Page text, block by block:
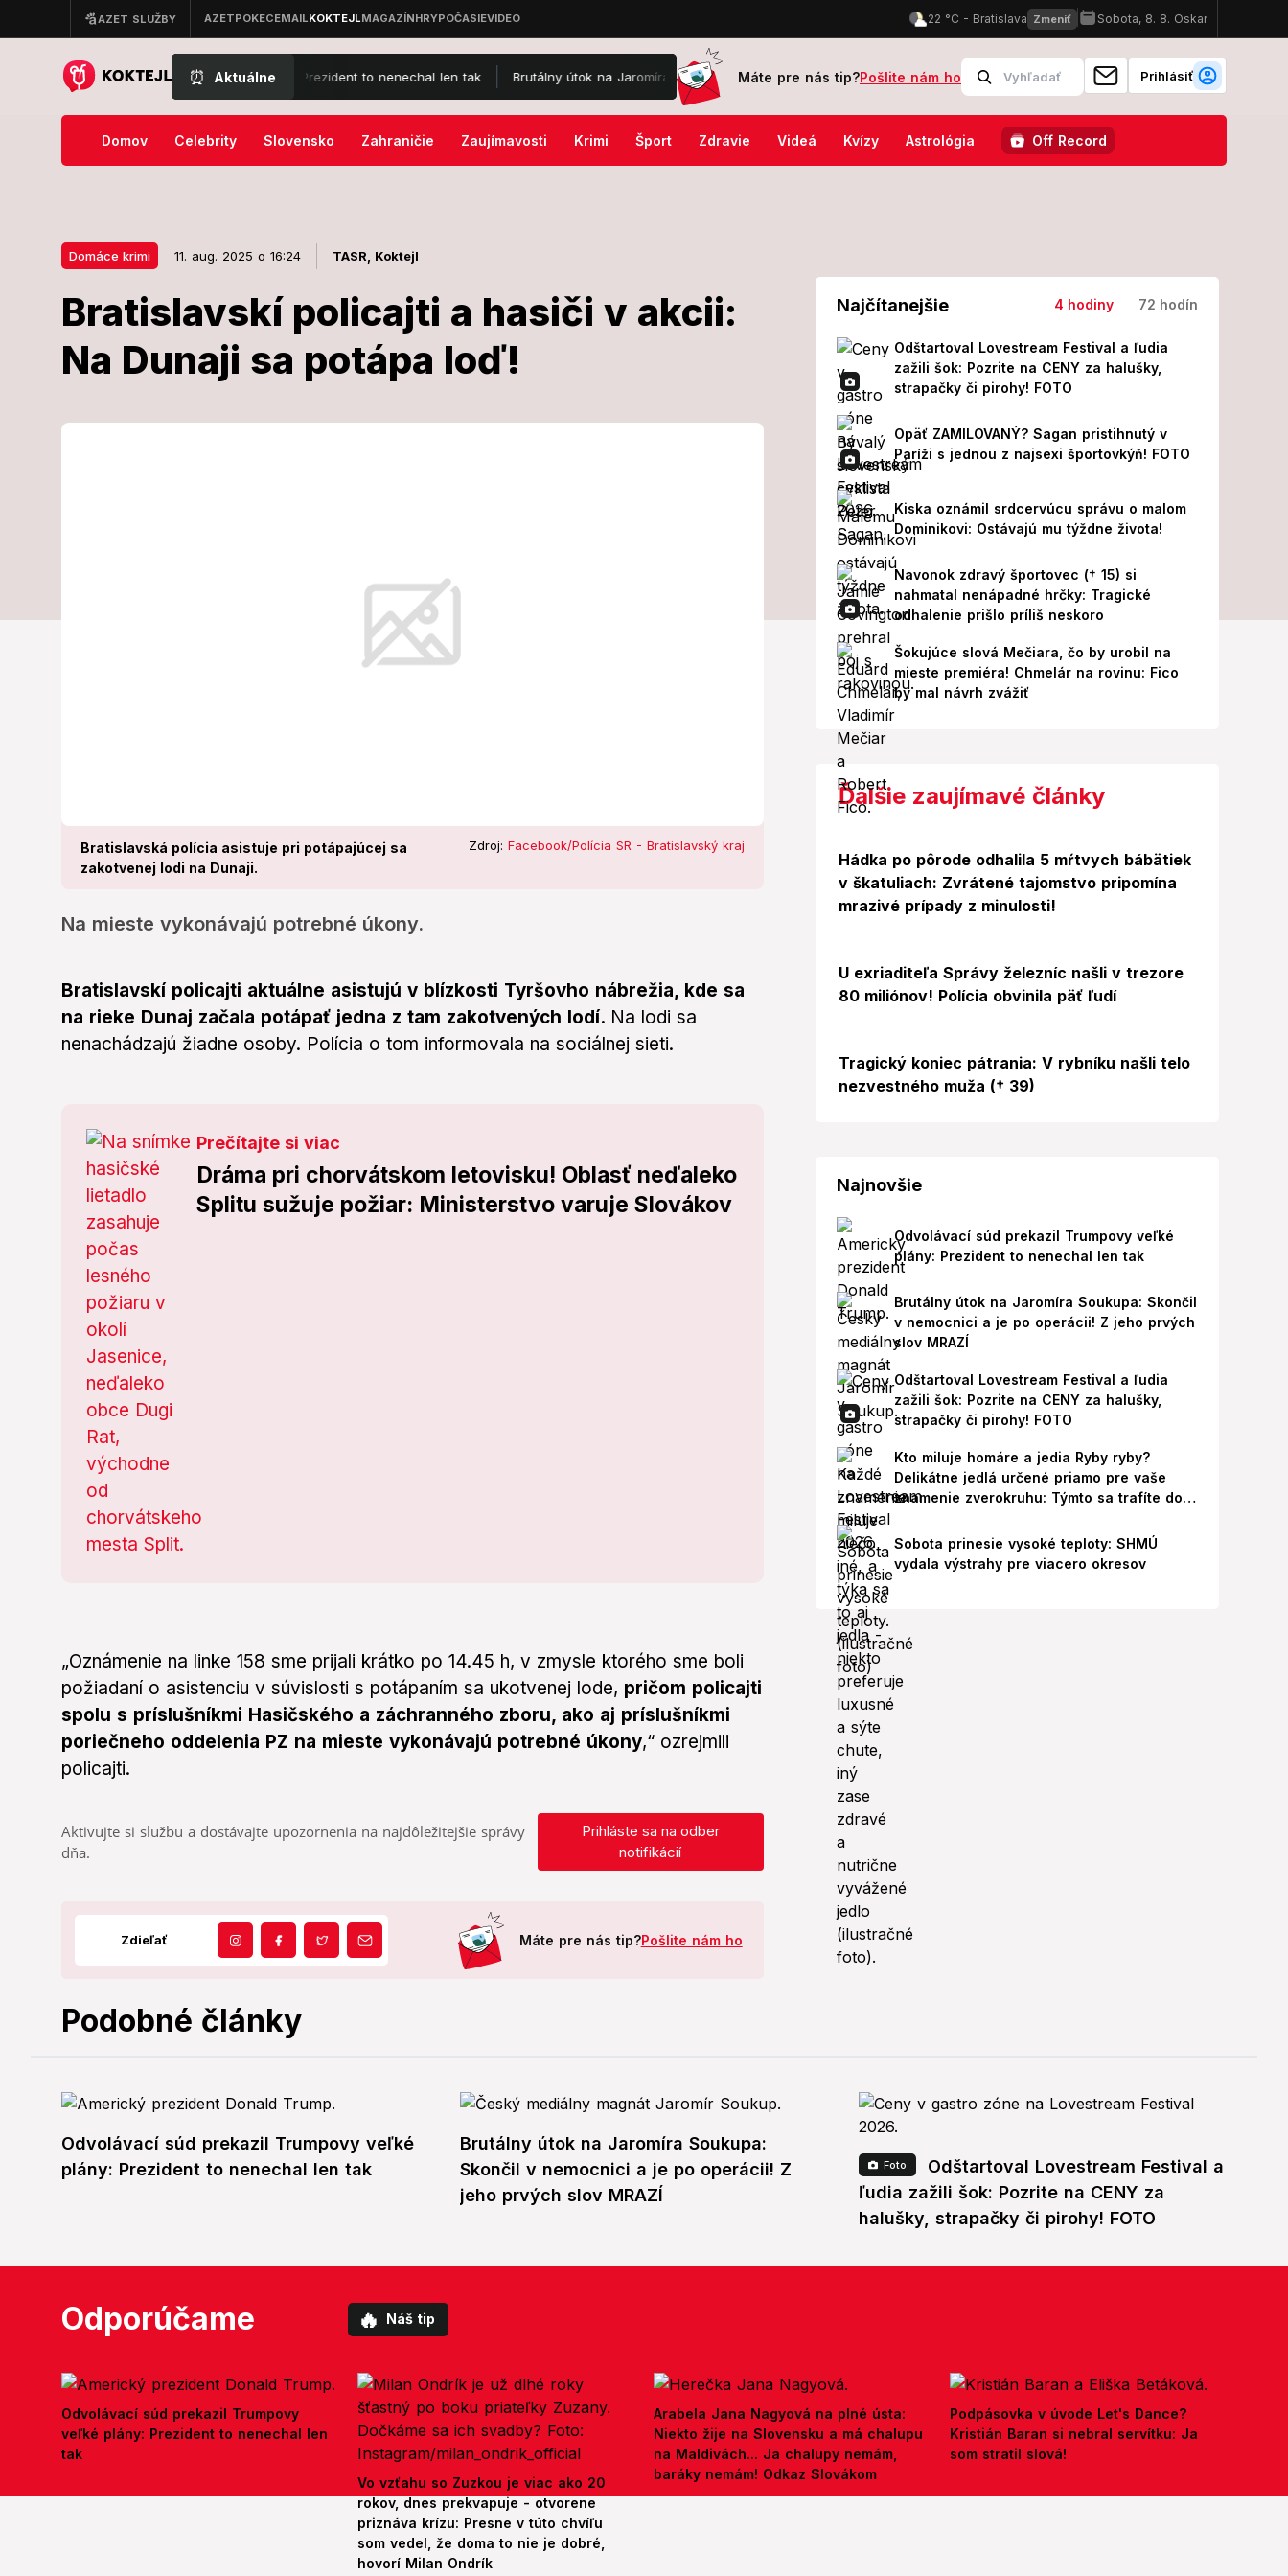
⏰ Aktuálne
súd prekazil Trumpovy veľké plány: Prezident to nenechal len tak Brutálny útok na Jaromíra Soukupa: Skončil v nemocnici a je po operácii! Z jeho prvých slov MRAZÍ Odštartoval Lovestream
Máte pre nás tip?Pošlite nám ho Prihlásiť
Domov Celebrity Slovensko Zahraničie Zaujímavosti Krimi Šport Zdravie Videá Kvízy Astrológia Off Record
Domáce krimi 11. aug. 2025 o 16:24 TASR, Koktejl
Bratislavskí policajti a hasiči v akcii:
Na Dunaji sa potápa loď!
Bratislavská polícia asistuje pri potápajúcej sa
zakotvenej lodi na Dunaji.
Zdroj: Facebook/Polícia SR - Bratislavský kraj
Na mieste vykonávajú potrebné úkony.
Bratislavskí policajti a hasiči
Na mieste vykonávajú potrebné úkony.
Bratislavskí policajti aktuálne asistujú v blízkosti Tyršovho nábrežia, kde sa
na rieke Dunaj začala potápať jedna z tam zakotvených lodí. Na lodi sa
nenachádzajú žiadne osoby. Polícia o tom informovala na sociálnej sieti.
Prečítajte si viac
Dráma pri chorvátskom letovisku! Oblasť neďaleko
Splitu sužuje požiar: Ministerstvo varuje Slovákov
„Oznámenie na linke 158 sme prijali krátko po 14.45 h, v zmysle ktorého sme boli
požiadaní o asistenciu v súvislosti s potápaním sa ukotvenej lode, pričom policajti
spolu s príslušníkmi Hasičského a záchranného zboru, ako aj príslušníkmi
poriečneho oddelenia PZ na mieste vykonávajú potrebné úkony,“ ozrejmili
policajti.
Aktivujte si službu a dostávajte upozornenia na najdôležitejšie správy
dňa.
Prihláste sa na odber
notifikácií
Zdieľať Máte pre nás tip?Pošlite nám ho
Najčítanejšie 4 hodiny 72 hodín
Odštartoval Lovestream Festival a ľudia
zažili šok: Pozrite na CENY za halušky,
strapačky či pirohy! FOTO
Opäť ZAMILOVANÝ? Sagan pristihnutý v
Paríži s jednou z najsexi športovkýň! FOTO
Kiska oznámil srdcervúcu správu o malom
Dominikovi: Ostávajú mu týždne života!
Navonok zdravý športovec († 15) si
nahmatal nenápadné hrčky: Tragické
odhalenie prišlo príliš neskoro
Šokujúce slová Mečiara, čo by urobil na
mieste premiéra! Chmelár na rovinu: Fico
by mal návrh zvážiť
Ďalšie zaujímavé články
Hádka po pôrode odhalila 5 mŕtvych bábätiek
v škatuliach: Zvrátené tajomstvo pripomína
mrazivé prípady z minulosti!
U exriaditeľa Správy železníc našli v trezore
80 miliónov! Polícia obvinila päť ľudí
Tragický koniec pátrania: V rybníku našli telo
nezvestného muža († 39)
Najnovšie
Odvolávací súd prekazil Trumpovy veľké
plány: Prezident to nenechal len tak
Brutálny útok na Jaromíra Soukupa: Skončil
v nemocnici a je po operácii! Z jeho prvých
slov MRAZÍ
Odštartoval Lovestream Festival a ľudia
zažili šok: Pozrite na CENY za halušky,
strapačky či pirohy! FOTO
Kto miluje homáre a jedia Ryby ryby?
Delikátne jedlá určené priamo pre vaše
znamenie zverokruhu: Týmto sa trafíte do
Sobota prinesie vysoké teploty: SHMÚ
vydala výstrahy pre viacero okresov
Podobné články
Odvolávací súd prekazil Trumpovy veľké
plány: Prezident to nenechal len tak
Brutálny útok na Jaromíra Soukupa:
Skončil v nemocnici a je po operácii! Z
jeho prvých slov MRAZÍ
Foto
Odštartoval Lovestream Festival a
ľudia zažili šok: Pozrite na CENY za
halušky, strapačky či pirohy! FOTO
Odporúčame 🔥 Náš tip
Odvolávací súd prekazil Trumpovy
veľké plány: Prezident to nenechal len
tak
Vo vzťahu so Zuzkou je viac ako 20
rokov, dnes prekvapuje - otvorene
priznáva krízu: Presne v túto chvíľu
som vedel, že doma to nie je dobré,
hovorí Milan Ondrík
Arabela Jana Nagyová na plné ústa:
Niekto žije na Slovensku a má chalupu
na Maldivách... Ja chalupy nemám,
baráky nemám! Odkaz Slovákom
Podpásovka v úvode Let's Dance?
Kristián Baran si nebral servítku: Ja
som stratil slová!